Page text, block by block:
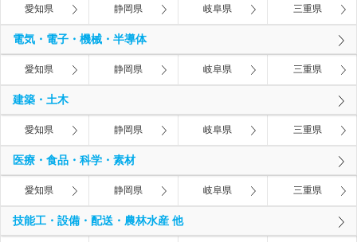
愛知県 静岡県 岐阜県 三重県
電気・電子・機械・半導体
愛知県 静岡県 岐阜県 三重県
建築・土木
愛知県 静岡県 岐阜県 三重県
医療・食品・科学・素材
愛知県 静岡県 岐阜県 三重県
技能工・設備・配送・農林水産 他